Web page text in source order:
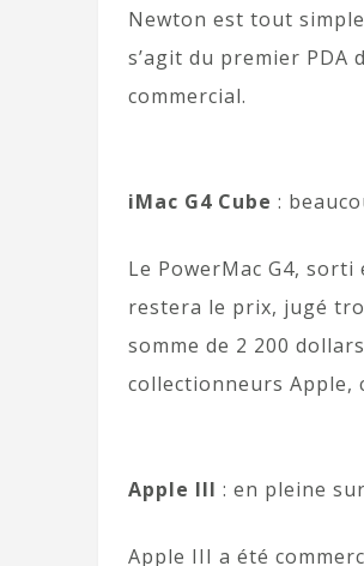
Newton est tout
s’agit du premier
commercial.
iMac G4 Cube :
Le PowerMac G4,
restera le prix, jugé
somme de 2 200
collectionneurs Apple,
Apple III : en pleine
Apple III a été